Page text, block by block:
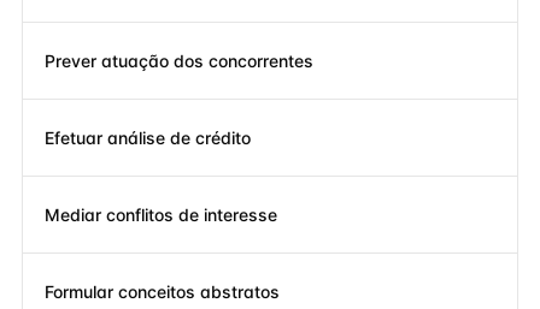
Prever atuação dos concorrentes
Efetuar análise de crédito
Mediar conflitos de interesse
Formular conceitos abstratos